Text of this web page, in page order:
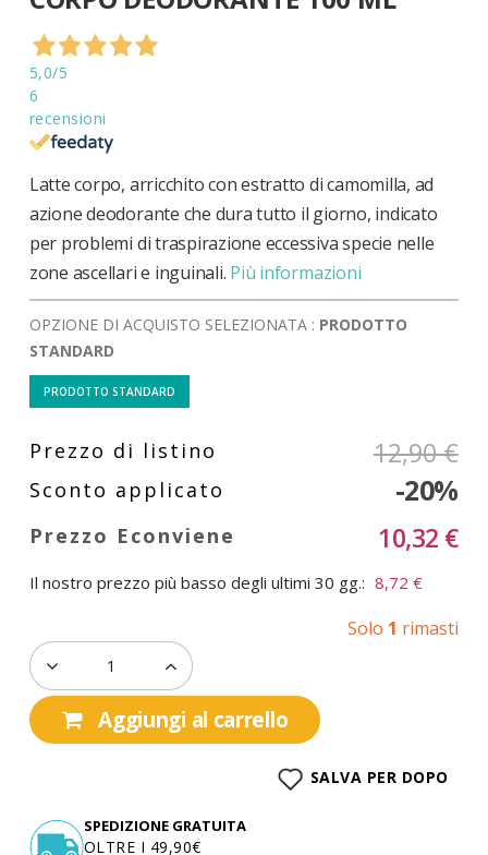
5,0/5
6
recensioni
Latte corpo, arricchito con estratto di camomilla, ad
azione deodorante che dura tutto il giorno, indicato
per problemi di traspirazione eccessiva specie nelle
zone ascellari e inguinali. Più informazioni
OPZIONE DI ACQUISTO SELEZIONATA : PRODOTTO
STANDARD
PRODOTTO STANDARD
12,90 €
-20%
10,32 €
Il nostro prezzo più basso degli ultimi 30 gg.: 8,72 €
Solo 1 rimasti
Aggiungi al carrello
SALVA PER DOPO
SPEDIZIONE GRATUITA
OLTRE I 49,90€